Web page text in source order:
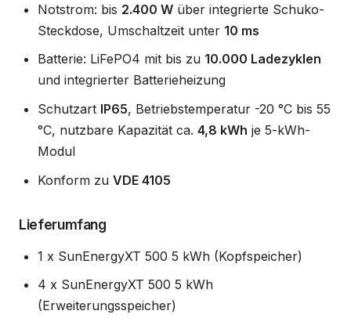
Notstrom: bis 2.400 W über integrierte Schuko-
Steckdose, Umschaltzeit unter 10 ms
Batterie: LiFePO4 mit bis zu 10.000 Ladezyklen
und integrierter Batterieheizung
Schutzart IP65, Betriebstemperatur -20 °C bis 55
°C, nutzbare Kapazität ca. 4,8 kWh je 5-kWh-
Modul
Konform zu VDE 4105
Lieferumfang
1 x SunEnergyXT 500 5 kWh (Kopfspeicher)
4 x SunEnergyXT 500 5 kWh
(Erweiterungsspeicher)